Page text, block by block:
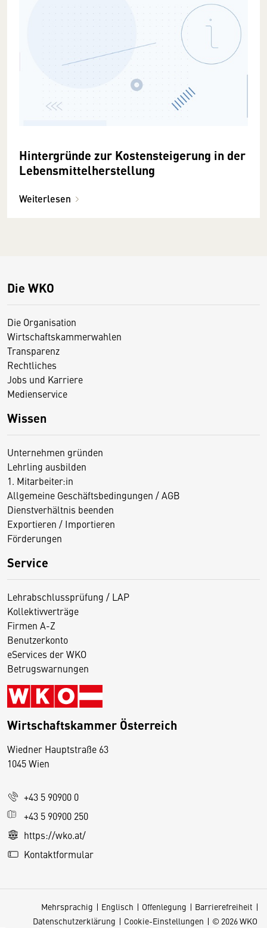
Hintergründe zur Kostensteigerung in der
Lebensmittelherstellung
Weiterlesen
Die WKO
Die Organisation
Wirtschaftskammerwahlen
Transparenz
Rechtliches
Jobs und Karriere
Medienservice
Wissen
Unternehmen gründen
Lehrling ausbilden
1. Mitarbeiter:in
Allgemeine Geschäftsbedingungen / AGB
Dienstverhältnis beenden
Exportieren / Importieren
Förderungen
Service
Lehrabschlussprüfung / LAP
Kollektivverträge
Firmen A-Z
Benutzerkonto
eServices der WKO
Betrugswarnungen
Wirtschaftskammer Österreich
Wiedner Hauptstraße 63
1045 Wien
+43 5 90900 0
+43 5 90900 250
https://wko.at/
Kontaktformular
Mehrsprachig Englisch Offenlegung
Barrierefreiheit
Datenschutzerklärung
Cookie-Einstellungen © 2026 WKO
D
s
e
S
e